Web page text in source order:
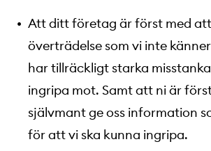
Att ditt företag är först med
överträdelse som vi inte
har tillräckligt starka
ingripa mot. Samt att ni är
självmant ge oss information
för att vi ska kunna ingripa.